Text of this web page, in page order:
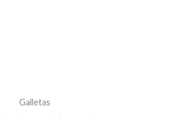
Galletas